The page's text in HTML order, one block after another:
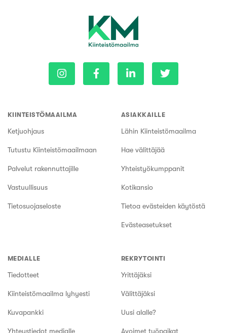
KIINTEISTÖMAAILMA
Ketjuohjaus
Tutustu Kiinteistömaailmaan
Palvelut rakennuttajille
Vastuullisuus
Tietosuojaseloste
ASIAKKAILLE
Lähin Kiinteistömaailma
Hae välittäjää
Yhteistyökumppanit
Kotikansio
Tietoa evästeiden käytöstä
Evästeasetukset
MEDIALLE
Tiedotteet
Kiinteistömaailma lyhyesti
Kuvapankki
Yhteystiedot medialle
REKRYTOINTI
Yrittäjäksi
Välittäjäksi
Uusi alalle?
Avoimet työpaikat